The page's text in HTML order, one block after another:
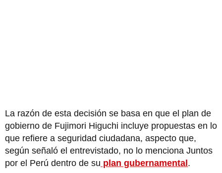
La razón de esta decisión se basa en que el plan de
gobierno de Fujimori Higuchi incluye propuestas en lo
que refiere a seguridad ciudadana, aspecto que,
según señaló el entrevistado, no lo menciona Juntos
por el Perú dentro de su plan gubernamental.